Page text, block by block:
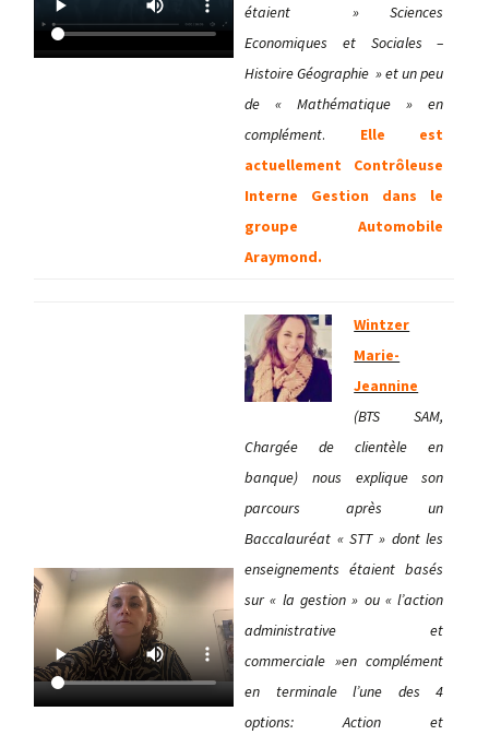
étaient » Sciences
Economiques et Sociales –
Histoire Géographie » et un peu
de « Mathématique » en
complément. Elle est
actuellement Contrôleuse
Interne Gestion dans le
groupe Automobile
Araymond.
Wintzer
Marie-
Jeannine
(BTS SAM,
Chargée de clientèle en
banque) nous explique son
parcours après un
Baccalauréat « STT » dont les
enseignements étaient basés
sur « la gestion » ou « l’action
administrative et
commerciale »en complément
en terminale l’une des 4
options: Action et